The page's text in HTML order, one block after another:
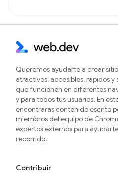
Queremos ayudarte a crear
atractivos, accesibles, rápidos y
que funcionen en diferentes
y para todos tus usuarios. En
encontrarás contenido escrito
miembros del equipo de
expertos externos para
recorrido.
Contribuir